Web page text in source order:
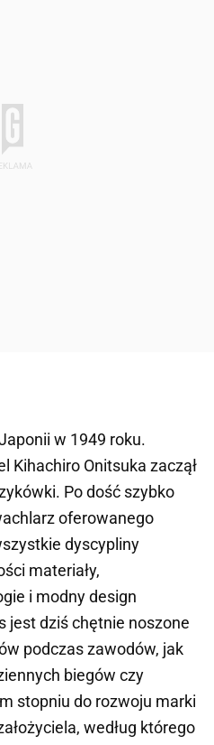
w 1949 roku.
Kihachiro Onitsuka zaczął
Po dość szybko
oferowanego
dyscypliny
materiały,
i modny design
jest dziś chętnie noszone
podczas zawodów, jak
biegów czy
stopniu do rozwoju marki
według którego